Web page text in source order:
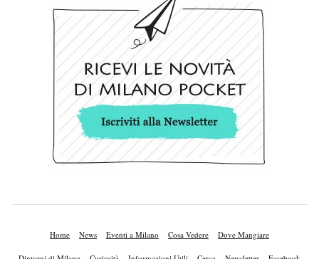
Home News Eventi a Milano Cosa Vedere Dove Mangiare